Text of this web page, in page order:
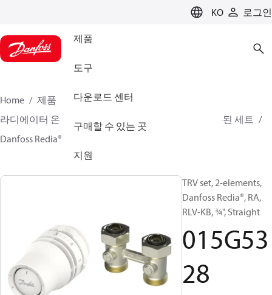
KO 로그인
제품
도구
다운로드 센터
구매할 수 있는 곳
지원
Home 제품
클라이미트 솔루션스 - 히팅
라디에이터 온도 조절기
TRV 세트
H-피스가 사용된 세트
Danfoss Redia® + RLV-KB
TRV set, 2-elements,
Danfoss Redia®, RA,
RLV-KB, ¾", Straight
015G53
28